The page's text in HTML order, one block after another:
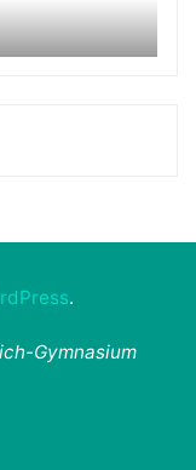
.
Gymnasium